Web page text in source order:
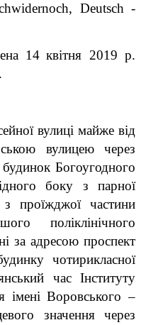
, Deutsch -
14 квітня 2019 р.
вулиці майже від
вулицею через
Богоугодного
боку з парної
проїжджої частини
поліклінічного
за адресою проспект
чотирикласної
час Інституту
імені Воровського –
значення через